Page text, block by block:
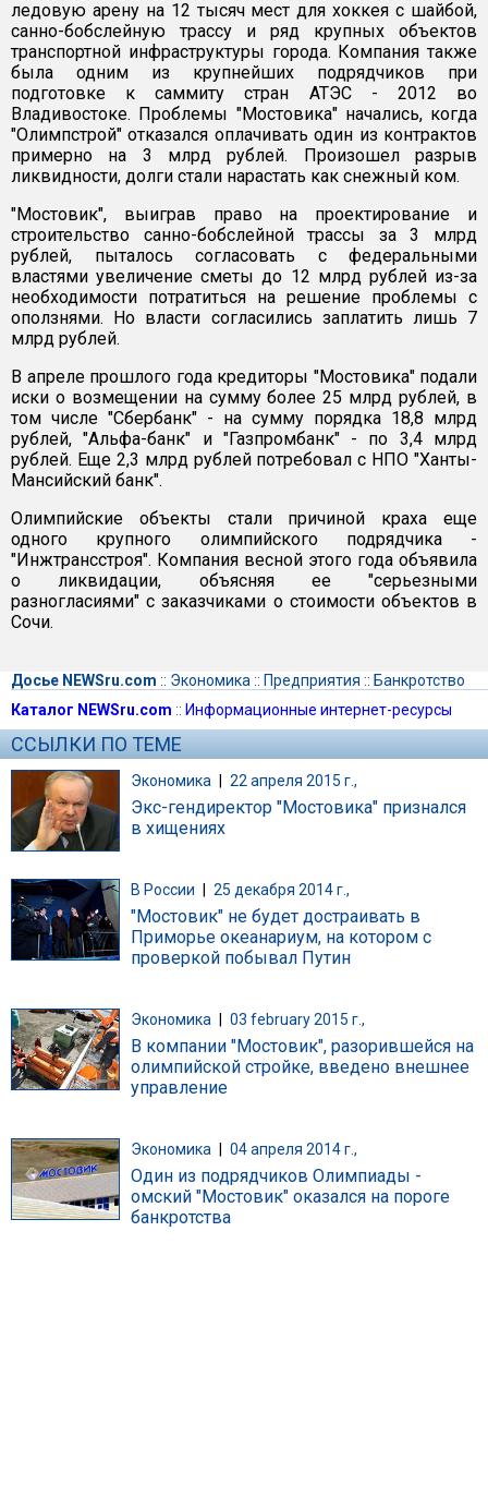
ледовую арену на 12 тысяч мест для хоккея с шайбой,
санно-бобслейную трассу и ряд крупных объектов
транспортной инфраструктуры города. Компания также
была одним из крупнейших подрядчиков при
подготовке к саммиту стран АТЭС - 2012 во
Владивостоке. Проблемы "Мостовика" начались, когда
"Олимпстрой" отказался оплачивать один из контрактов
примерно на 3 млрд рублей. Произошел разрыв
ликвидности, долги стали нарастать как снежный ком.
"Мостовик", выиграв право на проектирование и
строительство санно-бобслейной трассы за 3 млрд
рублей, пыталось согласовать с федеральными
властями увеличение сметы до 12 млрд рублей из-за
необходимости потратиться на решение проблемы с
оползнями. Но власти согласились заплатить лишь 7
млрд рублей.
В апреле прошлого года кредиторы "Мостовика" подали
иски о возмещении на сумму более 25 млрд рублей, в
том числе "Сбербанк" - на сумму порядка 18,8 млрд
рублей, "Альфа-банк" и "Газпромбанк" - по 3,4 млрд
рублей. Еще 2,3 млрд рублей потребовал с НПО "Ханты-
Мансийский банк".
Олимпийские объекты стали причиной краха еще
одного крупного олимпийского подрядчика -
"Инжтрансстроя". Компания весной этого года объявила
о ликвидации, объясняя ее "серьезными
разногласиями" с заказчиками о стоимости объектов в
Сочи.
Досье NEWSru.com :: Экономика :: Предприятия :: Банкротство
Каталог NEWSru.com :: Информационные интернет-ресурсы
ССЫЛКИ ПО ТЕМЕ
Экономика | 22 апреля 2015 г.,
Экс-гендиректор "Мостовика" признался
в хищениях
В России 25 декабря 2014 г.,
"Мостовик" не будет достраивать в
Приморье океанариум, на котором с
проверкой побывал Путин
Экономика 03 february 2015 г.,
В компании "Мостовик", разорившейся на
олимпийской стройке, введено внешнее
управление
Экономика 04 апреля 2014 г.,
Один из подрядчиков Олимпиады -
омский "Мостовик" оказался на пороге
банкротства